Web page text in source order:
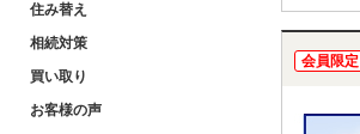
会員限定
住み替え
相続対策
買い取り
お客様の声